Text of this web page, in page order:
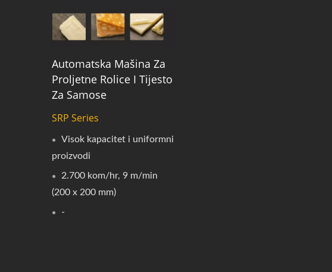
Automatska Mašina Za
Proljetne Rolice I Tijesto
Za Samose
SRP Series
Visok kapacitet i uniformni
proizvodi
2.700 kom/hr, 9 m/min
(200 x 200 mm)
-